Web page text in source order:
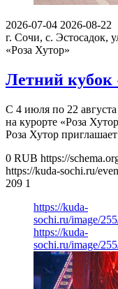
2026-07-04 2026-08-22
г. Сочи, с. Эстосадок,
«Роза Хутор»
Летний кубок
С 4 июля по 22
на курорте «Роза
Роза Хутор
0 RUB https://
https://kuda-sochi.ru/
209 1
https://kuda-
sochi.ru/image/
https://kuda-
sochi.ru/image/